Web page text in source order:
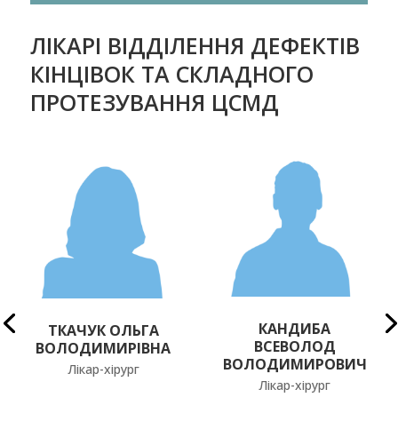
ЛІКАРІ ВІДДІЛЕННЯ ДЕФЕКТІВ
КІНЦІВОК ТА СКЛАДНОГО
ПРОТЕЗУВАННЯ ЦСМД
ТКАЧУК ОЛЬГА
ВОЛОДИМИРІВНА
Лікар-хірург
КАНДИБА
ВСЕВОЛОД
ВОЛОДИМИРОВИЧ
Лікар-хірург